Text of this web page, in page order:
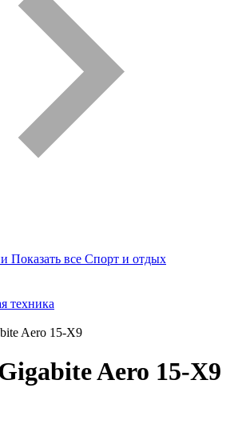
Показать все Спорт и отдых
техника
Aero 15-X9
Aero 15-X9